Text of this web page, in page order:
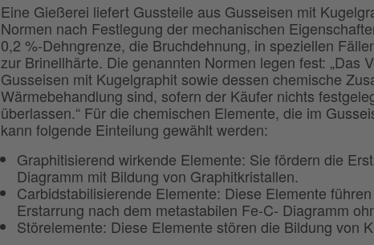
Eine Gießerei liefert Gussteile aus Gusseisen mit
Normen nach Festlegung der mechanischen
0,2 %-Dehngrenze, die Bruchdehnung, in speziellen
zur Brinellhärte. Die genannten Normen legen fest: „Das
Gusseisen mit Kugelgraphit sowie dessen chemische
Wärmebehandlung sind, sofern der Käufer nichts
überlassen.“ Für die chemischen Elemente, die im
kann folgende Einteilung gewählt werden:
Graphitisierend wirkende Elemente: Sie fördern die
Diagramm mit Bildung von Graphitkristallen.
Carbidstabilisierende Elemente: Diese Elemente
Erstarrung nach dem metastabilen Fe-C- Diagramm
Störelemente: Diese Elemente stören die Bildung von